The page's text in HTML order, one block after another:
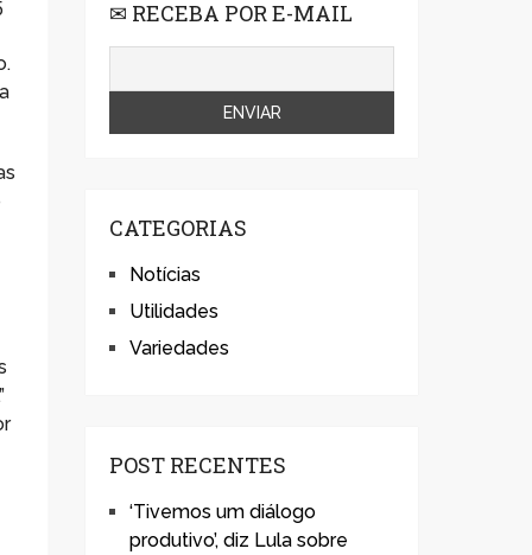
✉ RECEBA POR E-MAIL
CATEGORIAS
Notícias
Utilidades
Variedades
POST RECENTES
‘Tivemos um diálogo
produtivo’, diz Lula sobre